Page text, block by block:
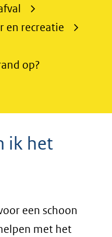
en recreatie
op?
ik het
een schoon
met het